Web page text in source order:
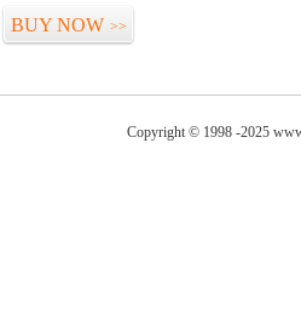
BUY NOW >>
Copyright © 1998 -2025